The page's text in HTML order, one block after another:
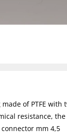
of PTFE with
resistance,
connector mm 4,5